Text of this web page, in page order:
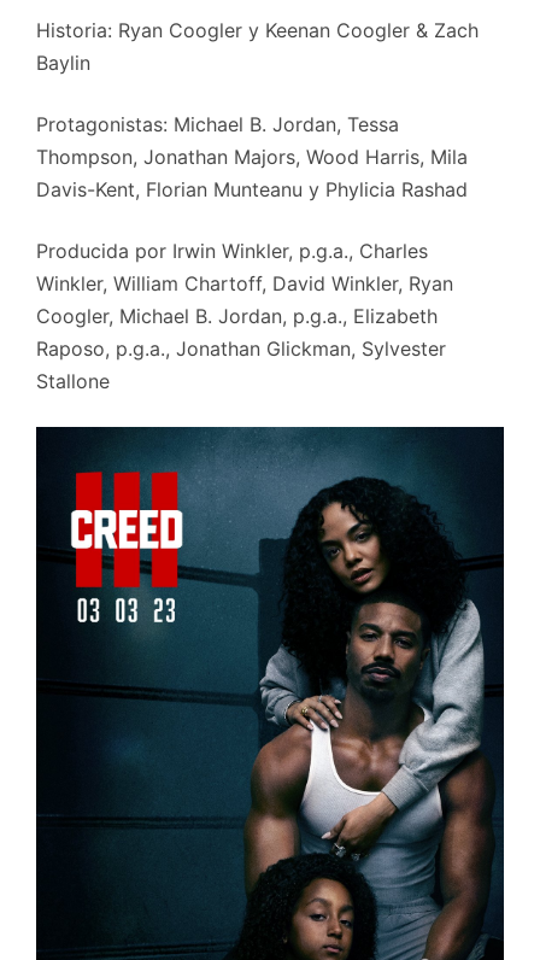
Historia: Ryan Coogler y Keenan Coogler & Zach
Baylin
Protagonistas: Michael B. Jordan, Tessa
Thompson, Jonathan Majors, Wood Harris, Mila
Davis-Kent, Florian Munteanu y Phylicia Rashad
Producida por Irwin Winkler, p.g.a., Charles
Winkler, William Chartoff, David Winkler, Ryan
Coogler, Michael B. Jordan, p.g.a., Elizabeth
Raposo, p.g.a., Jonathan Glickman, Sylvester
Stallone